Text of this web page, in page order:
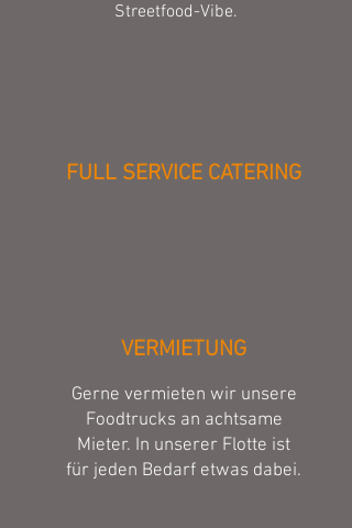
Streetfood-Vibe.
FULL SERVICE CATERING
VERMIETUNG
Gerne vermieten wir unsere
Foodtrucks an achtsame
Mieter. In unserer Flotte ist
für jeden Bedarf etwas dabei.